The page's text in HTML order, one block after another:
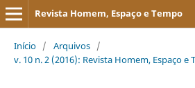
Revista Homem, Espaço e Tempo
Início / Arquivos /
v. 10 n. 2 (2016): Revista Homem, Espaço e